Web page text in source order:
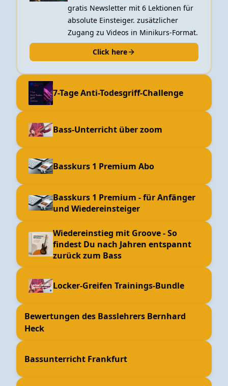
gratis Newsletter mit 6 Lektionen für
absolute Einsteiger. zusätzlicher
Zugang zu Videos in Minikurs-Format.
Click here
7-Tage Anti-Todesgriff-Challenge
Bass-Unterricht über zoom
Basskurs 1 Premium Abo
Basskurs 1 Premium - für Anfänger
und Wiedereinsteiger
Wiedereinstieg mit Groove - So
findest Du nach Jahren entspannt
zurück zum Bass
Locker-Greifen Trainings-Bundle
Bewertungen des Basslehrers Bernhard
Heck
Bassunterricht Frankfurt